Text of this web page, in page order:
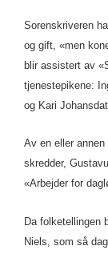
Sorenskriveren
og gift, «men
blir assistert av
tjenestepikene:
og Kari
Av en eller
skredder,
«Arbejder for
Da folketellingen
Niels, som så